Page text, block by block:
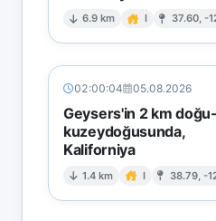
6.9 km I 37.60, -
02:00:04 05.08.2026
Geysers'in 2 km doğu-
kuzeydoğusunda,
Kaliforniya
1.4 km I 38.79, -